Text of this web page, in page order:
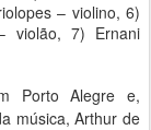
– violino, 6)
violão, 7) Ernani
Porto Alegre e,
música, Arthur de